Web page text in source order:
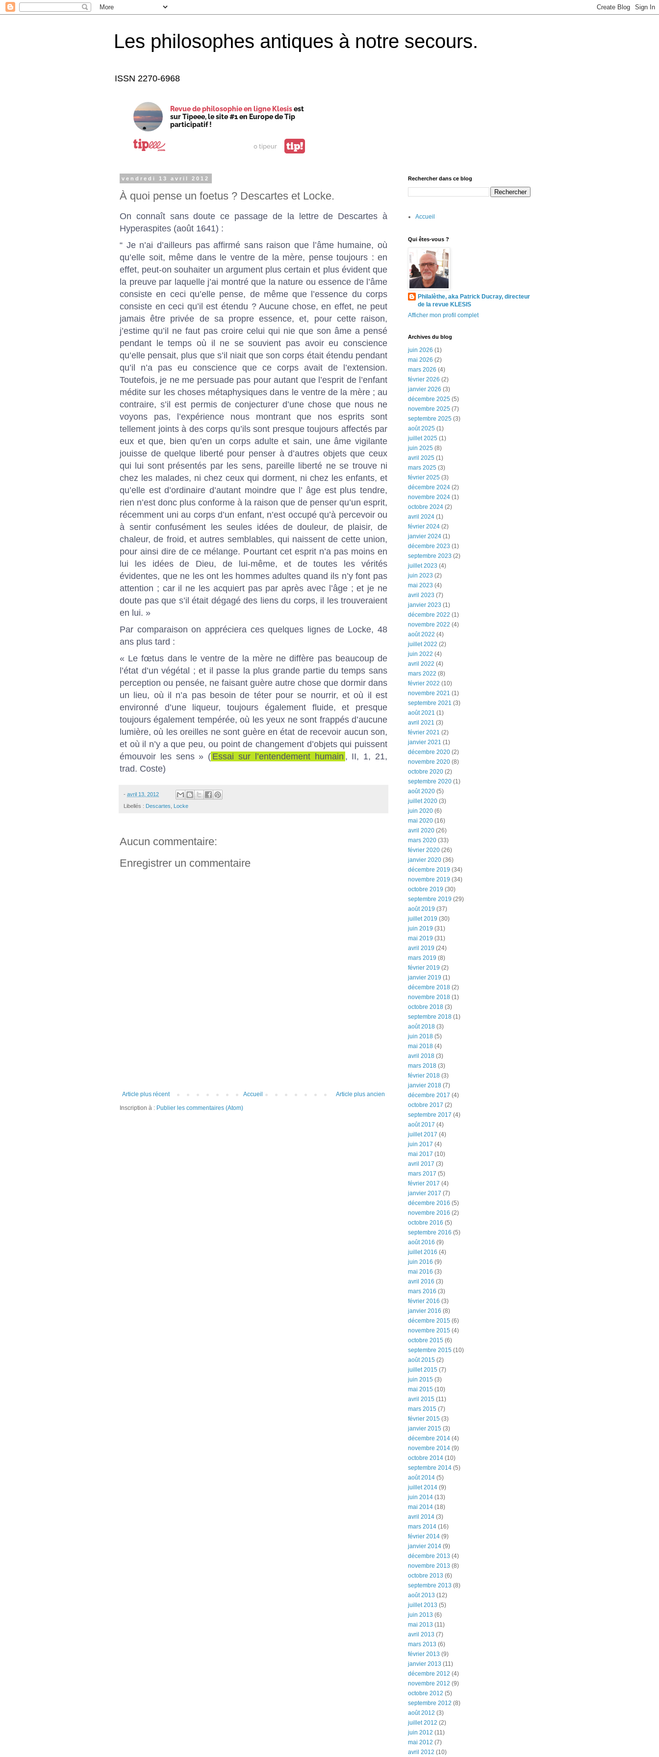
Les philosophes antiques à notre secours.
ISSN 2270-6968
Revue de philosophie en ligne Klesisest
sur Tipeee, le site #1 en Europe de Tip
participatif !
0 tipeur tip!
vendredi 13 avril 2012
À quoi pense un foetus ? Descartes et Locke.
On connaît sans doute ce passage de la lettre de Descartes à
Hyperaspites (août 1641) :
“ Je n’ai d’ailleurs pas affirmé sans raison que l’âme humaine, où
qu’elle soit, même dans le ventre de la mère, pense toujours : en
effet, peut-on souhaiter un argument plus certain et plus évident que
la preuve par laquelle j’ai montré que la nature ou essence de l’âme
consiste en ceci qu’elle pense, de même que l’essence du corps
consiste en ceci qu’il est étendu ? Aucune chose, en effet, ne peut
jamais être privée de sa propre essence, et, pour cette raison,
j’estime qu’il ne faut pas croire celui qui nie que son âme a pensé
pendant le temps où il ne se souvient pas avoir eu conscience
qu’elle pensait, plus que s’il niait que son corps était étendu pendant
qu’il n’a pas eu conscience que ce corps avait de l’extension.
Toutefois, je ne me persuade pas pour autant que l’esprit de l’enfant
médite sur les choses métaphysiques dans le ventre de la mère ; au
contraire, s’il est permis de conjecturer d’une chose que nous ne
voyons pas, l’expérience nous montrant que nos esprits sont
tellement joints à des corps qu’ils sont presque toujours affectés par
eux et que, bien qu’en un corps adulte et sain, une âme vigilante
jouisse de quelque liberté pour penser à d’autres objets que ceux
qui lui sont présentés par les sens, pareille liberté ne se trouve ni
chez les malades, ni chez ceux qui dorment, ni chez les enfants, et
qu’elle est d’ordinaire d’autant moindre que l’ âge est plus tendre,
rien n’est donc plus conforme à la raison que de penser qu’un esprit,
récemment uni au corps d’un enfant, n’est occupé qu’à percevoir ou
à sentir confusément les seules idées de douleur, de plaisir, de
chaleur, de froid, et autres semblables, qui naissent de cette union,
pour ainsi dire de ce mélange. Pourtant cet esprit n’a pas moins en
lui les idées de Dieu, de lui-même, et de toutes les vérités
évidentes, que ne les ont les hommes adultes quand ils n’y font pas
attention ; car il ne les acquiert pas par après avec l’âge ; et je ne
doute pas que s’il était dégagé des liens du corps, il les trouveraient
en lui. »
Par comparaison on appréciera ces quelques lignes de Locke, 48
ans plus tard :
« Le fœtus dans le ventre de la mère ne diffère pas beaucoup de
l’état d’un végétal ; et il passe la plus grande partie du temps sans
perception ou pensée, ne faisant guère autre chose que dormir dans
un lieu, où il n’a pas besoin de téter pour se nourrir, et où il est
environné d’une liqueur, toujours également fluide, et presque
toujours également tempérée, où les yeux ne sont frappés d’aucune
lumière, où les oreilles ne sont guère en état de recevoir aucun son,
et où il n’y a que peu, ou point de changement d’objets qui puissent
émouvoir les sens » ( Essai sur l’entendement humain , II, 1, 21,
trad. Coste)
- avril 13, 2012
Libellés : Descartes Locke
Aucun commentaire:
Enregistrer un commentaire
Article plus récent Article plus ancien
Accueil
Inscription à : Publier les commentaires (Atom)
Rechercher dans ce blog
Accueil
Qui êtes-vous ?
Philalèthe, aka Patrick Ducray, directeur
de la revue KLESIS
Afficher mon profil complet
Archives du blog
juin 2026 (1)
mai 2026 (2)
mars 2026 (4)
février 2026 (2)
janvier 2026 (3)
décembre 2025 (5)
novembre 2025 (7)
septembre 2025 (3)
août 2025 (1)
juillet 2025 (1)
juin 2025 (8)
avril 2025 (1)
mars 2025 (3)
février 2025 (3)
décembre 2024 (2)
novembre 2024 (1)
octobre 2024 (2)
avril 2024 (1)
février 2024 (2)
janvier 2024 (1)
décembre 2023 (1)
septembre 2023 (2)
juillet 2023 (4)
juin 2023 (2)
mai 2023 (4)
avril 2023 (7)
janvier 2023 (1)
décembre 2022 (1)
novembre 2022 (4)
août 2022 (4)
juillet 2022 (2)
juin 2022 (4)
avril 2022 (4)
mars 2022 (8)
février 2022 (10)
novembre 2021 (1)
septembre 2021 (3)
août 2021 (1)
avril 2021 (3)
février 2021 (2)
janvier 2021 (1)
décembre 2020 (2)
novembre 2020 (8)
octobre 2020 (2)
septembre 2020 (1)
août 2020 (5)
juillet 2020 (3)
juin 2020 (6)
mai 2020 (16)
avril 2020 (26)
mars 2020 (33)
février 2020 (26)
janvier 2020 (36)
décembre 2019 (34)
novembre 2019 (34)
octobre 2019 (30)
septembre 2019 (29)
août 2019 (37)
juillet 2019 (30)
juin 2019 (31)
mai 2019 (31)
avril 2019 (24)
mars 2019 (8)
février 2019 (2)
janvier 2019 (1)
décembre 2018 (2)
novembre 2018 (1)
octobre 2018 (3)
septembre 2018 (1)
août 2018 (3)
juin 2018 (5)
mai 2018 (4)
avril 2018 (3)
mars 2018 (3)
février 2018 (3)
janvier 2018 (7)
décembre 2017 (4)
octobre 2017 (2)
septembre 2017 (4)
août 2017 (4)
juillet 2017 (4)
juin 2017 (4)
mai 2017 (10)
avril 2017 (3)
mars 2017 (5)
février 2017 (4)
janvier 2017 (7)
décembre 2016 (5)
novembre 2016 (2)
octobre 2016 (5)
septembre 2016 (5)
août 2016 (9)
juillet 2016 (4)
juin 2016 (9)
mai 2016 (3)
avril 2016 (3)
mars 2016 (3)
février 2016 (3)
janvier 2016 (8)
décembre 2015 (6)
novembre 2015 (4)
octobre 2015 (6)
septembre 2015 (10)
août 2015 (2)
juillet 2015 (7)
juin 2015 (3)
mai 2015 (10)
avril 2015 (11)
mars 2015 (7)
février 2015 (3)
janvier 2015 (3)
décembre 2014 (4)
novembre 2014 (9)
octobre 2014 (10)
septembre 2014 (5)
août 2014 (5)
juillet 2014 (9)
juin 2014 (13)
mai 2014 (18)
avril 2014 (3)
mars 2014 (16)
février 2014 (9)
janvier 2014 (9)
décembre 2013 (4)
novembre 2013 (8)
octobre 2013 (6)
septembre 2013 (8)
août 2013 (12)
juillet 2013 (5)
juin 2013 (6)
mai 2013 (11)
avril 2013 (7)
mars 2013 (6)
février 2013 (9)
janvier 2013 (11)
décembre 2012 (4)
novembre 2012 (9)
octobre 2012 (5)
septembre 2012 (8)
août 2012 (3)
juillet 2012 (2)
juin 2012 (11)
mai 2012 (7)
avril 2012 (10)